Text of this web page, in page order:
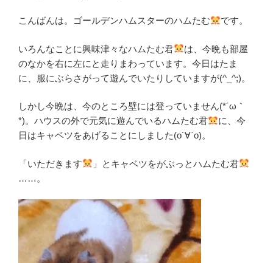
こんばんは。ゴールデンハムスターのハムたむ です。
いろんなことに興味津々なハムたむ君
は、今晩も部屋
のなかを右に左にと走りまわっています。今日はたま
に、服にぶらさがって遊んでいたりしていますが(^_^;)。
しかし今晩は、今のところ壁には登っていません(*´ω｀
*)。ハウスの外で元気に遊んでいるハムたむ君
に、今
日はキャベツをあげることにしました(о´∀`о)。
「いただきます
」とキャベツをがぶっとハムたむ君
……。